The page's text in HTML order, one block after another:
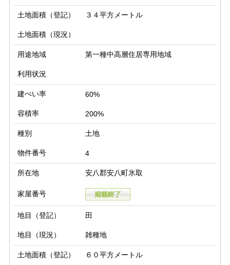
土地面積（登記） ３４平方メートル
土地面積（現況）
用途地域 第一種中高層住居専用地域
利用状況
建ぺい率 60%
容積率 200%
種別 土地
物件番号 4
所在地 安八郡安八町氷取
家屋番号
地目（登記） 田
地目（現況） 雑種地
土地面積（登記） ６０平方メートル